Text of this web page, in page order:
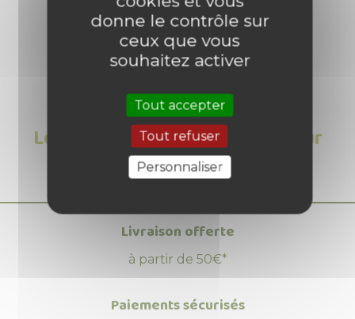
Les Avis clients sur Gaufrier pour
feu ou barbecue
Livraison offerte
à partir de 50€*
Paiements sécurisés
donne le contrôle sur
ceux que vous
souhaitez activer
Tout accepter
Tout refuser
Personnaliser